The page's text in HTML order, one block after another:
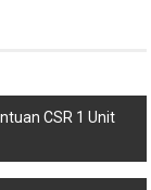
CSR 1 Unit